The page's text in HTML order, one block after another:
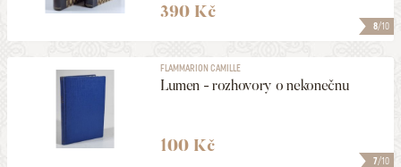
8/10
390 Kč
7/10
FLAMMARION CAMILLE
Lumen - rozhovory o nekonečnu
100 Kč